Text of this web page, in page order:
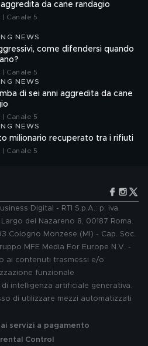
aggredita da cane randagio
Canale 5
NEWS
come difendersi quando
Canale 5
NEWS
di sei anni aggredita da cane
Canale 5
NEWS
milionario recuperato tra i rifiuti
Canale 5
Digital - RTI S.p.A.: p. iva
del Nazareno 8, 00187 Roma.
Cologno Monzese (MI) - Cap. Soc.
MFE Media For Europe N.V. -
ai contenuti trasmessi e/o
funzionale
intelligenza artificiale generativa.
di utilizzare mezzi automatizzati
servizi a pagamento
Control